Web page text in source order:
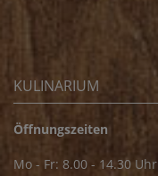
KULINARIUM
Öffnungszeiten
Mo - Fr: 8.00 - 14.30 Uhr